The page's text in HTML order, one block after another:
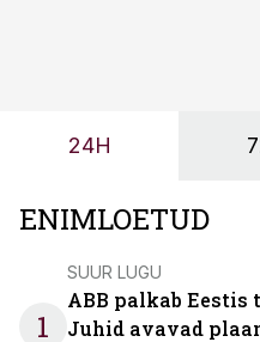
OÜ tegevjuht Sander
24H
ENIMLOETUD
1
SUUR LUGU
ABB palkab Eestis
Juhid avavad